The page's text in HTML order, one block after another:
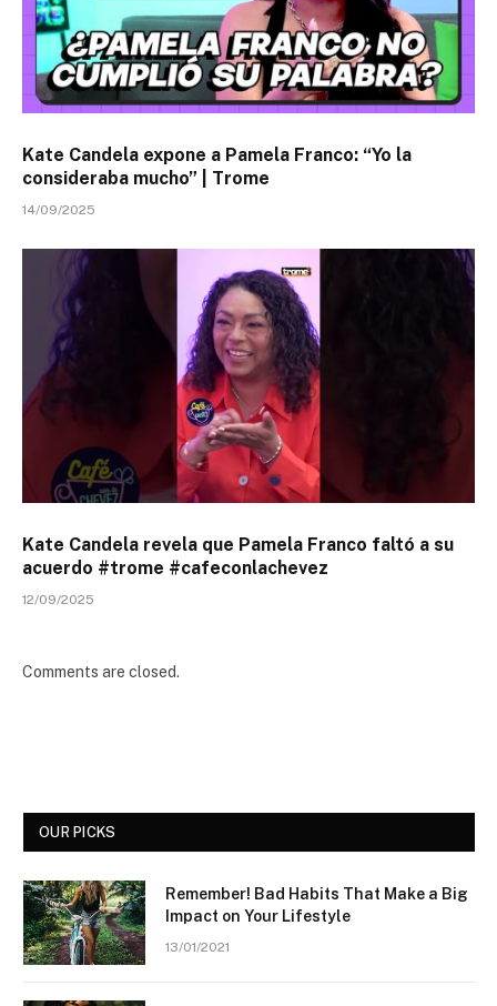
Kate Candela expone a Pamela Franco: “Yo la
consideraba mucho” | Trome
14/09/2025
Kate Candela revela que Pamela Franco faltó a su
acuerdo #trome #cafeconlachevez
12/09/2025
Comments are closed.
OUR PICKS
Remember! Bad Habits That Make a Big
Impact on Your Lifestyle
13/01/2021